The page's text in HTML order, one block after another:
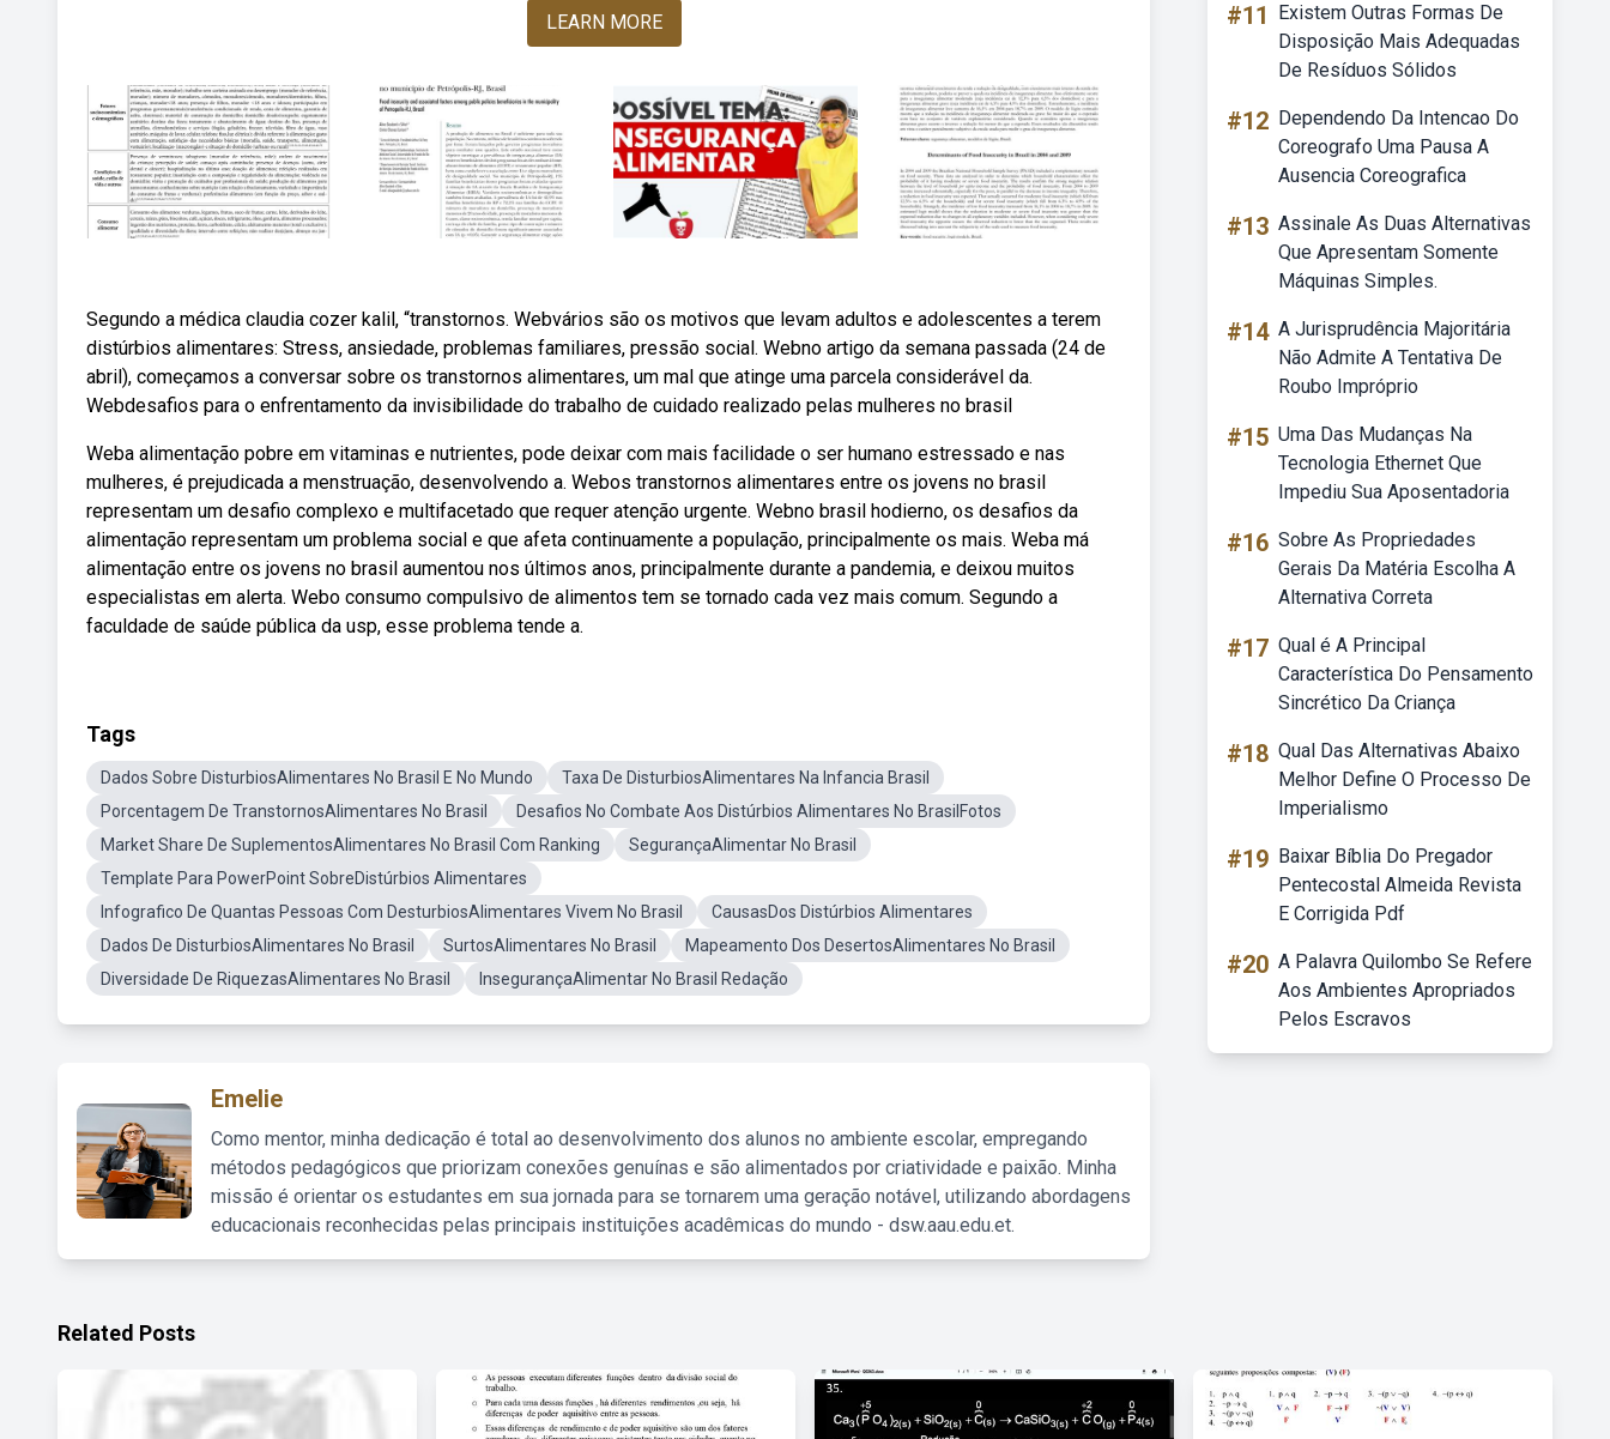
LEARN MORE
Segundo a médica claudia cozer kalil, “transtornos. Webvários são os motivos que levam adultos e adolescentes a terem
distúrbios alimentares: Stress, ansiedade, problemas familiares, pressão social. Webno artigo da semana passada (24 de
abril), começamos a conversar sobre os transtornos alimentares, um mal que atinge uma parcela considerável da.
Webdesafios para o enfrentamento da invisibilidade do trabalho de cuidado realizado pelas mulheres no brasil
Weba alimentação pobre em vitaminas e nutrientes, pode deixar com mais facilidade o ser humano estressado e nas
mulheres, é prejudicada a menstruação, desenvolvendo a. Webos transtornos alimentares entre os jovens no brasil
representam um desafio complexo e multifacetado que requer atenção urgente. Webno brasil hodierno, os desafios da
alimentação representam um problema social e que afeta continuamente a população, principalmente os mais. Weba má
alimentação entre os jovens no brasil aumentou nos últimos anos, principalmente durante a pandemia, e deixou muitos
especialistas em alerta. Webo consumo compulsivo de alimentos tem se tornado cada vez mais comum. Segundo a
faculdade de saúde pública da usp, esse problema tende a.
Tags
Dados Sobre DisturbiosAlimentares No Brasil E No Mundo
Taxa De DisturbiosAlimentares Na Infancia Brasil
Porcentagem De TranstornosAlimentares No Brasil
Desafios No Combate Aos Distúrbios Alimentares No BrasilFotos
Market Share De SuplementosAlimentares No Brasil Com Ranking
SegurançaAlimentar No Brasil
Template Para PowerPoint SobreDistúrbios Alimentares
Infografico De Quantas Pessoas Com DesturbiosAlimentares Vivem No Brasil
CausasDos Distúrbios Alimentares
Dados De DisturbiosAlimentares No Brasil
SurtosAlimentares No Brasil
Mapeamento Dos DesertosAlimentares No Brasil
Diversidade De RiquezasAlimentares No Brasil
InsegurançaAlimentar No Brasil Redação
Emelie
Como mentor, minha dedicação é total ao desenvolvimento dos alunos no ambiente escolar, empregando
métodos pedagógicos que priorizam conexões genuínas e são alimentados por criatividade e paixão. Minha
missão é orientar os estudantes em sua jornada para se tornarem uma geração notável, utilizando abordagens
educacionais reconhecidas pelas principais instituições acadêmicas do mundo - dsw.aau.edu.et.
#11
Existem Outras Formas De
Disposição Mais Adequadas
De Resíduos Sólidos
#12 Dependendo Da Intencao Do
Coreografo Uma Pausa A
Ausencia Coreografica
#13 Assinale As Duas Alternativas
Que Apresentam Somente
Máquinas Simples.
#14 A Jurisprudência Majoritária
Não Admite A Tentativa De
Roubo Impróprio
#15 Uma Das Mudanças Na
Tecnologia Ethernet Que
Impediu Sua Aposentadoria
#16 Sobre As Propriedades
Gerais Da Matéria Escolha A
Alternativa Correta
#17 Qual é A Principal
Característica Do Pensamento
Sincrético Da Criança
#18 Qual Das Alternativas Abaixo
Melhor Define O Processo De
Imperialismo
#19 Baixar Bíblia Do Pregador
Pentecostal Almeida Revista
E Corrigida Pdf
#20 A Palavra Quilombo Se Refere
Aos Ambientes Apropriados
Pelos Escravos
Related Posts